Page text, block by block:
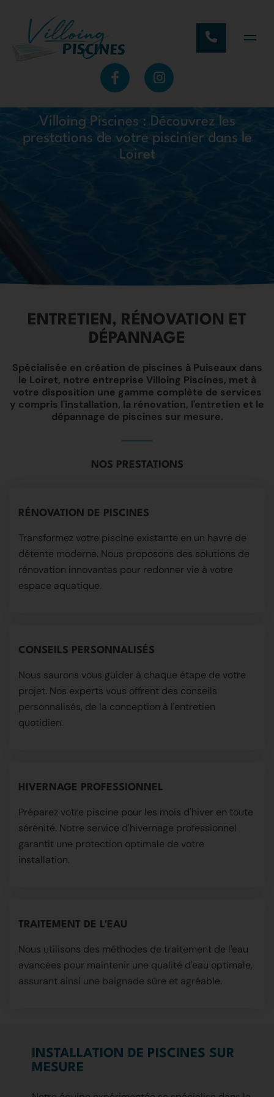
Villoing Piscines : Découvrez les
prestations de votre piscinier dans le
Loiret
ENTRETIEN, RÉNOVATION ET
DÉPANNAGE
Spécialisée en création de piscines à Puiseaux dans
le Loiret, notre entreprise Villoing Piscines, met à
votre disposition une gamme complète de services
y compris l'installation, la rénovation, l'entretien et le
dépannage de piscines sur mesure.
NOS PRESTATIONS
RÉNOVATION DE PISCINES
Transformez votre piscine existante en un havre de
détente moderne. Nous proposons des solutions de
rénovation innovantes pour redonner vie à votre
espace aquatique.
CONSEILS PERSONNALISÉS
Nous saurons vous guider à chaque étape de votre
projet. Nos experts vous offrent des conseils
personnalisés, de la conception à l'entretien
quotidien.
HIVERNAGE PROFESSIONNEL
Préparez votre piscine pour les mois d'hiver en toute
sérénité. Notre service d'hivernage professionnel
garantit une protection optimale de votre
installation.
TRAITEMENT DE L'EAU
Nous utilisons des méthodes de traitement de l'eau
avancées pour maintenir une qualité d'eau optimale,
assurant ainsi une baignade sûre et agréable.
INSTALLATION DE PISCINES SUR
MESURE